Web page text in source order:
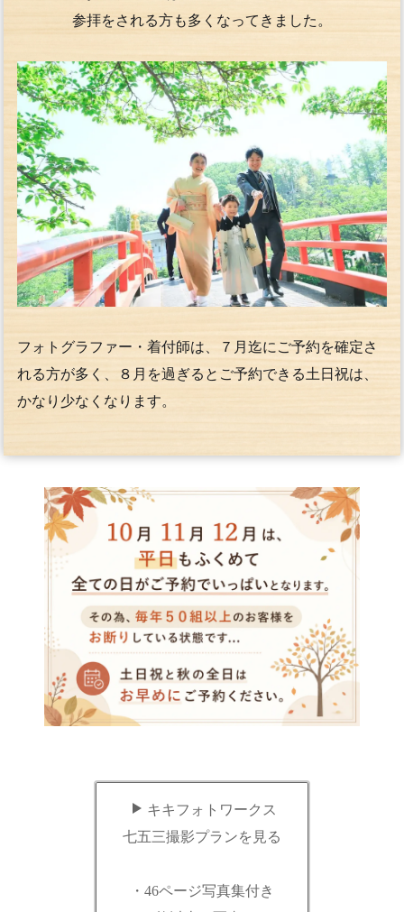
参拝をされる方も多くなってきました。
フォトグラファー・着付師は、７月迄にご予約を確定さ
れる方が多く、８月を過ぎるとご予約できる土日祝は、
かなり少なくなります。
キキフォトワークス
七五三撮影プランを見る
・46ページ写真集付き